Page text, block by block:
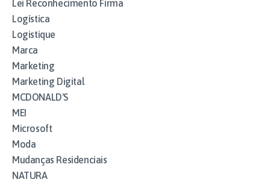
Lei Reconhecimento Firma
Logística
Logistique
Marca
Marketing
Marketing Digital
MCDONALD'S
MEI
Microsoft
Moda
Mudanças Residenciais
NATURA